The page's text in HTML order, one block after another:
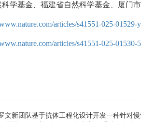
学基金、福建省自然科学基金、厦门
articles/s41551-025-01529-y
articles/s41551-025-01530-5
文新团队基于抗体工程化设计开发一种针对